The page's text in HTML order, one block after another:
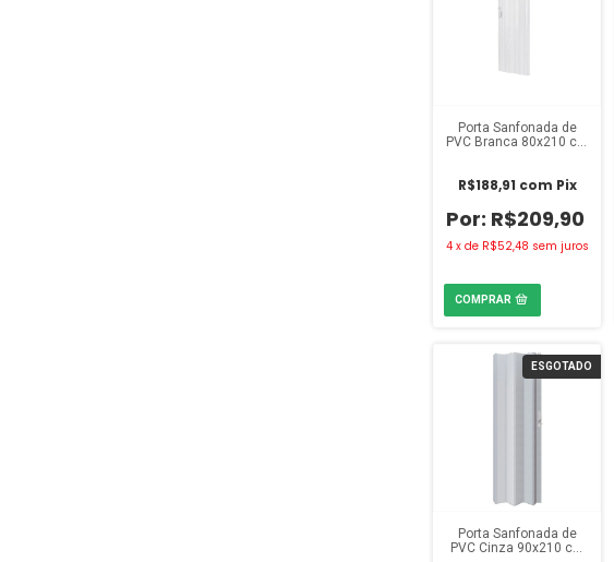
Porta Sanfonada de
PVC Branca 80x210 cm
R$209,90
R$188,91 com Pix
4 x de R$52,48 sem juros
ESGOTADO
Porta Sanfonada de
PVC Cinza 90x210 cm